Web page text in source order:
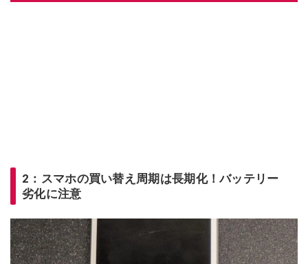
2：スマホの買い替え周期は長期化！バッテリー
劣化に注意